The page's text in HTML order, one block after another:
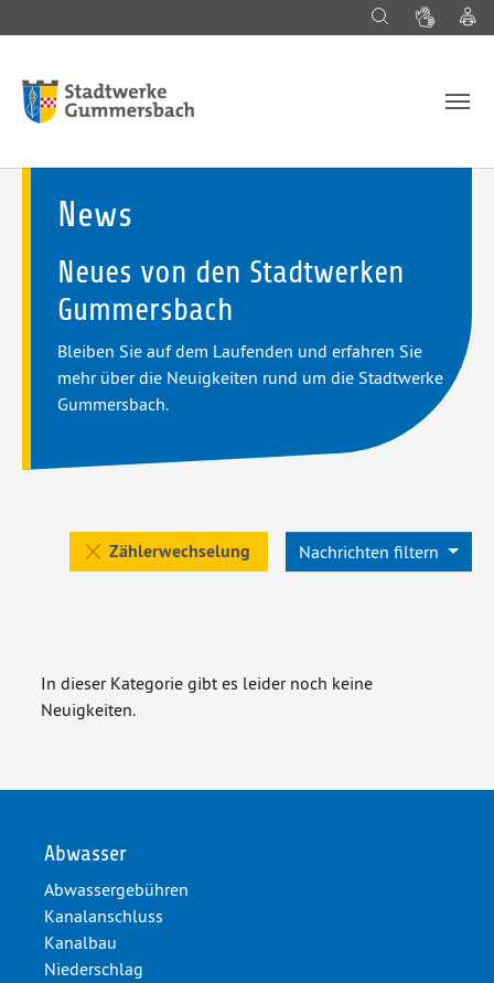
Suche
News
Neues von den Stadtwerken
Gummersbach
Bleiben Sie auf dem Laufenden und erfahren Sie
mehr über die Neuigkeiten rund um die Stadtwerke
Gummersbach.
Zählerwechselung Nachrichten filtern
In dieser Kategorie gibt es leider noch keine
Neuigkeiten.
Abwasser
Abwassergebühren
Kanalanschluss
Kanalbau
Niederschlag